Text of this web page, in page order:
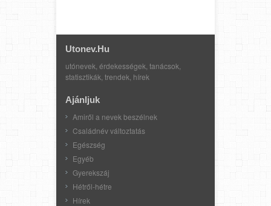
Utonev.hu
utónevek, érdekességek, tanácsok,
statisztikák, trendek, hírek
Ajánljuk
Amiről a nevek beszélnek
Családnév változtatás
Egészség
Egyéb
Gyerekszáj
Hétről-hétre
Hírek